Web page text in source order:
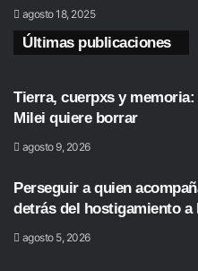
agosto 18, 2025
Últimas publicaciones
Tierra, cuerpxs y
Milei quiere borrar
agosto 9, 2026
Perseguir a quien
detrás del hostigamiento a
agosto 5, 2026